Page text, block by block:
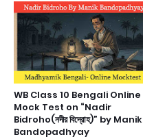
WB Class 10 Bengali Online
Mock Test on “Nadir
Bidroho(নদীর বিদ্রোহ)” by Manik
Bandopadhyay